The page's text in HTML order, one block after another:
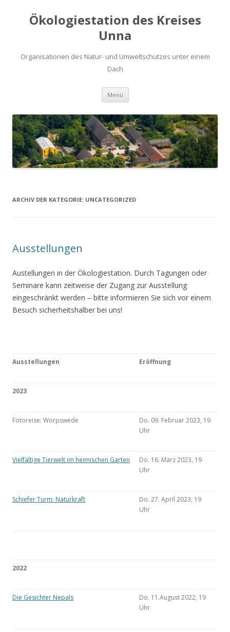
Ökologiestation des Kreises
Unna
Organisationen des Natur- und Umweltschutzes unter einem
Dach
Menü Zum
springen
ARCHIV DER KATEGORIE: UNCATEGORIZED
Ausstellungen
Austellungen in der Ökologiestation. Durch Tagungen oder
Seminare kann zeitweise der Zugang zur Ausstellung
eingeschränkt werden – bitte informieren Sie sich vor einem
Besuch sicherheitshalber bei uns!
Ausstellungen Eröffnung
2023
Fotoreise: Worpswede
Do. 09. Februar 2023, 19
Uhr
Vielfältige Tierwelt im heimischen Garten
Do. 16. März 2023, 19
Uhr
Schiefer Turm: Naturkraft
Do. 27. April 2023, 19
Uhr
2022
Die Gesichter Nepals
Do. 11.August 2022, 19
Uhr